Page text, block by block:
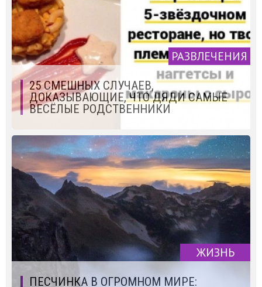
РАЗВЛЕЧЕНИЯ
25 СМЕШНЫХ СЛУЧАЕВ,
ДОКАЗЫВАЮЩИЕ, ЧТО ДЯДИ САМЫЕ
ВЕСЁЛЫЕ РОДСТВЕННИКИ
ЖИЗНЬ
ПЕСЧИНКА В ОГРОМНОМ МИРЕ: